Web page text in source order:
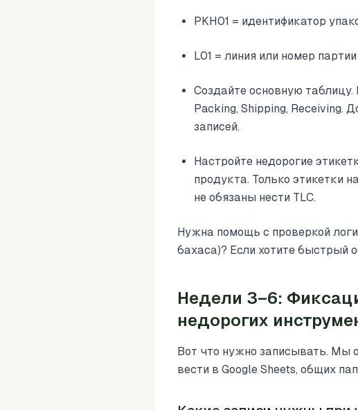
PKH01 = идентификатор
L01 = линия или номер партии
Создайте основную таблицу.
Packing, Shipping, Receiving.
записей.
Настройте недорогие
продукта. Только этикетки
не обязаны нести TLC.
Нужна помощь с проверкой
бахаcа)? Если хотите быстрый
Недели 3–6:
недорогих
Вот что нужно записывать. Мы
вести в Google Sheets, общих